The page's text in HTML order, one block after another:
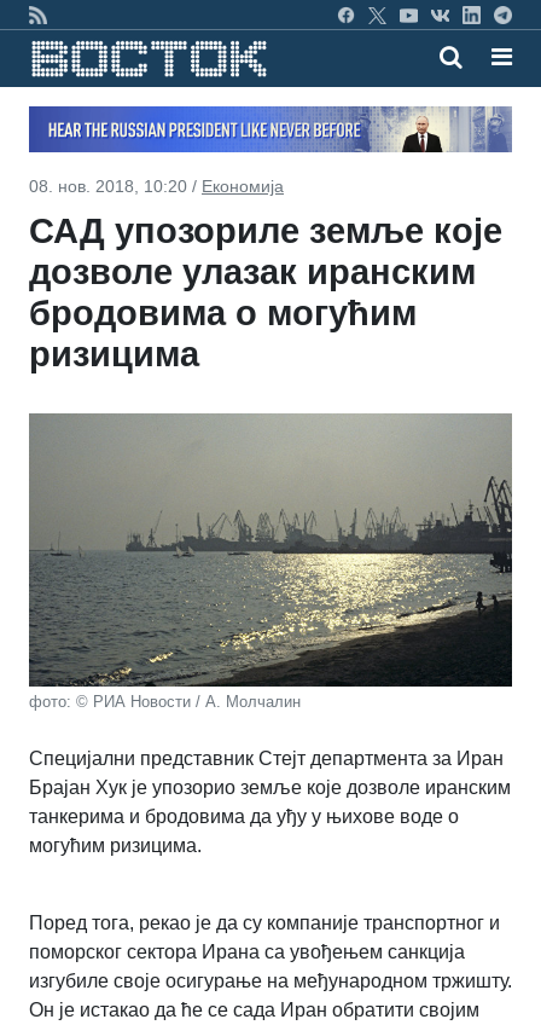
08. нов. 2018, 10:20 / Економија
САД упозориле земље које
дозволе улазак иранским
бродовима о могућим
ризицима
фото: © РИА Новости / А. Молчалин
Специјални представник Стејт департмента за Иран
Брајан Хук је упозорио земље које дозволе иранским
танкерима и бродовима да уђу у њихове воде о
могућим ризицима.
Поред тога, рекао је да су компаније транспортног и
поморског сектора Ирана са увођењем санкција
изгубиле своје осигурање на међународном тржишту.
Он је истакао да ће се сада Иран обратити својим